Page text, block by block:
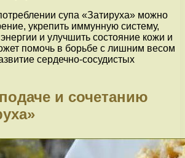
супа «Затируха» можно
укрепить иммунную систему,
и улучшить состояние кожи и
помочь в борьбе с лишним весом
сердечно-сосудистых
и сочетанию